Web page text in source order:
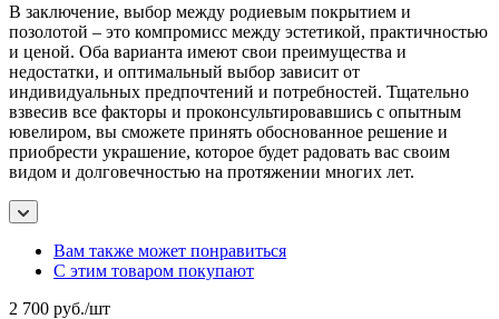
В заключение, выбор между родиевым покрытием и
позолотой – это компромисс между эстетикой, практичностью
и ценой. Оба варианта имеют свои преимущества и
недостатки, и оптимальный выбор зависит от
индивидуальных предпочтений и потребностей. Тщательно
взвесив все факторы и проконсультировавшись с опытным
ювелиром, вы сможете принять обоснованное решение и
приобрести украшение, которое будет радовать вас своим
видом и долговечностью на протяжении многих лет.
Вам также может понравиться
С этим товаром покупают
2 700 руб./шт